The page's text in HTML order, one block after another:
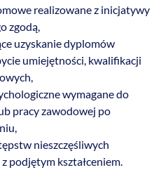
realizowane z inicjatywy
zgodą,
uzyskanie dyplomów
umiejętności, kwalifikacji
wymagane do
pracy zawodowej po
nieszczęśliwych
podjętym kształceniem.